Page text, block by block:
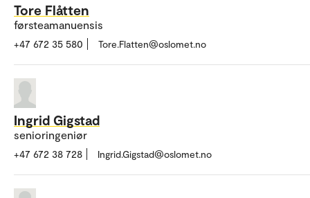
Tore Flåtten
førsteamanuensis
+47 672 35 580 Tore.Flatten@oslomet.no
Ingrid Gigstad
senioringeniør
+47 672 38 728 Ingrid.Gigstad@oslomet.no